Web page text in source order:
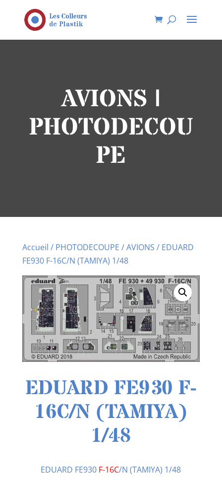
AVIONS |
PHOTODECOU
PE
Accueil / PHOTODECOUPE /AVIONS / EDUARD
FE930 F-16C/N (TAMIYA) 1/48
EDUARD FE930 F-
16C/N (TAMIYA)
1/48
EDUARD FE930 F-16C/N (TAMIYA) 1/48